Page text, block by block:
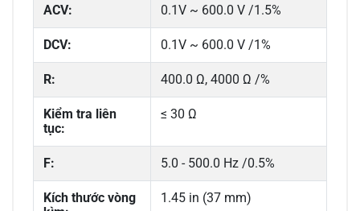
ACV: 0.1V ~ 600.0 V /1.5%
DCV: 0.1V ~ 600.0 V /1%
R: 400.0 Ω, 4000 Ω /%
Kiểm tra liên
tục:
≤ 30 Ω
F: 5.0 - 500.0 Hz /0.5%
Kích thước vòng
1.45 in (37 mm)